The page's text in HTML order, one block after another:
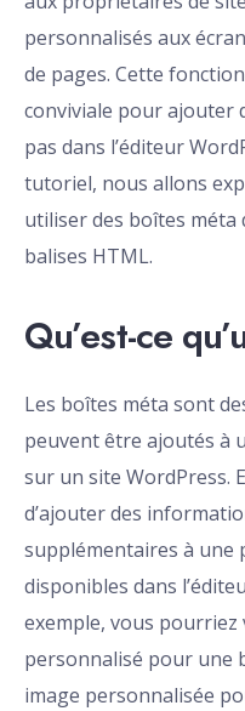
personnalisés aux
de pages. Cette
conviviale pour ajouter
pas dans l’éditeur
tutoriel, nous allons
utiliser des boîtes méta
balises HTML.
Qu’est-ce
Les boîtes méta sont
peuvent être ajoutés à
sur un site WordPress.
d’ajouter des
supplémentaires à une
disponibles dans
exemple, vous
personnalisé pour une
image personnalisée